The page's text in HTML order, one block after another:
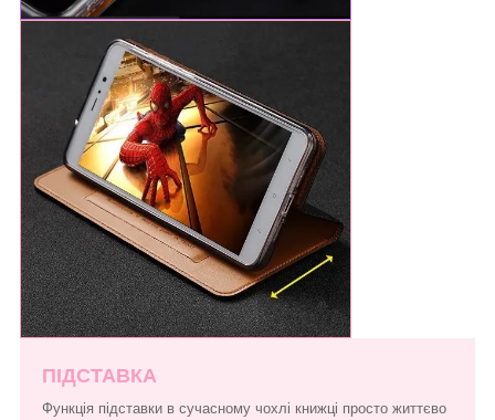
ПІДСТАВКА
Функція підставки в сучасному чохлі книжці просто життєво